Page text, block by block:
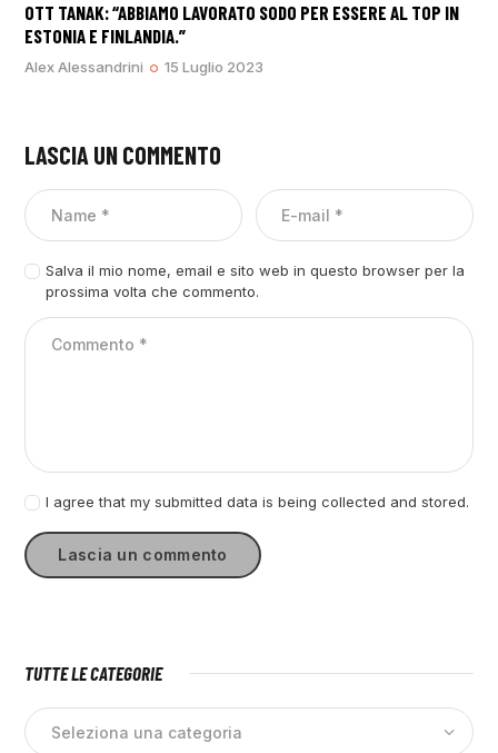
OTT TANAK: “ABBIAMO LAVORATO SODO PER ESSERE AL TOP IN
ESTONIA E FINLANDIA.”
Alex Alessandrini 15 Luglio 2023
LASCIA UN COMMENTO
Salva il mio nome, email e sito web in questo browser per la
prossima volta che commento.
I agree that my submitted data is being collected and stored.
TUTTE LE CATEGORIE